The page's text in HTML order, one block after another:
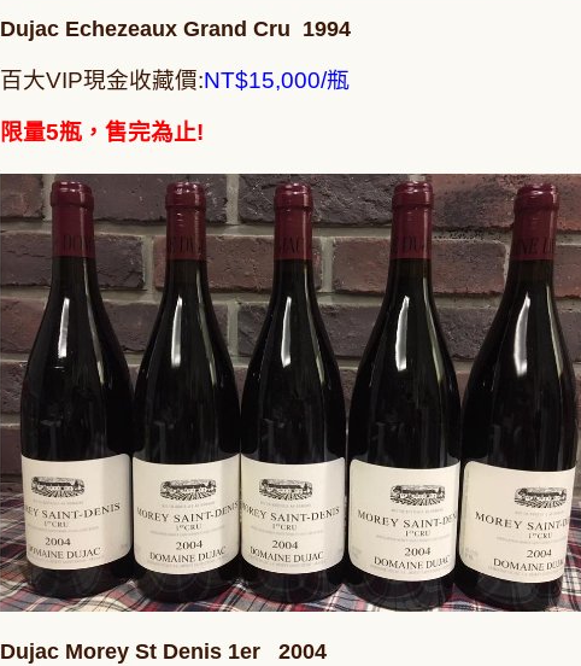
Dujac Echezeaux Grand Cru 1994
百大VIP現金收藏價:NT$15,000/瓶
限量5瓶，售完為止!
Dujac Morey St Denis 1er 2004